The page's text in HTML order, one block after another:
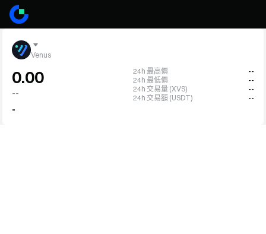
Venus
0.00
--
-
24h 最高價
--
24h 最低價
--
24h 交易量 (XVS)
--
24h 交易額 (USDT)
--